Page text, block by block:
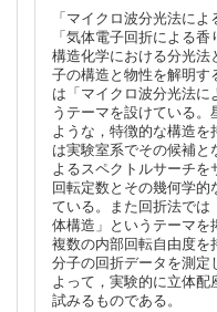
「マイクロ波分光法に
「気体電子回折による香
構造化学における分光法
子の構造と物性を解明
は「マイクロ波分光法
うテーマを設けている
ような，特徴的な構造を
は実験室系でその候補
よるスペクトルサーチ
回転定数とその幾何学的
ている。また回折法では
体構造」というテーマを
複数の内部回転自由度を
分子の回折データを測定
よって，実験的に立体
試みるものである。